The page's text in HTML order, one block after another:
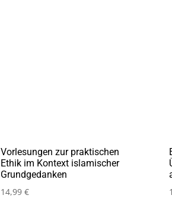
Vorlesungen zur praktischen
Ethik im Kontext islamischer
Grundgedanken
14,99€